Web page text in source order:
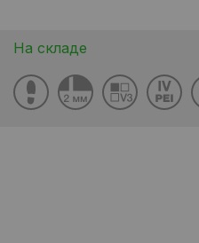
На складе